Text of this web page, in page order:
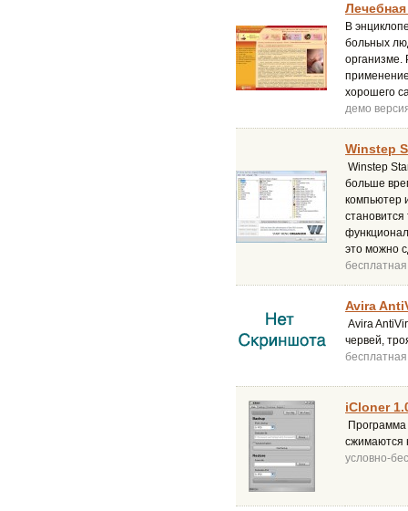
В
больных
организме.
хорошего
демо
Winstep
Winstep
больше
компьютер
это можно
бесплатная
Avira
Avira
червей,
бесплатная
iCloner
сжимаются
условно-